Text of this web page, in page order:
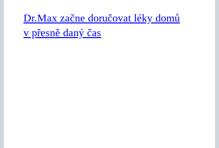
Dr.Max začne doručovat léky domů
v přesně daný čas